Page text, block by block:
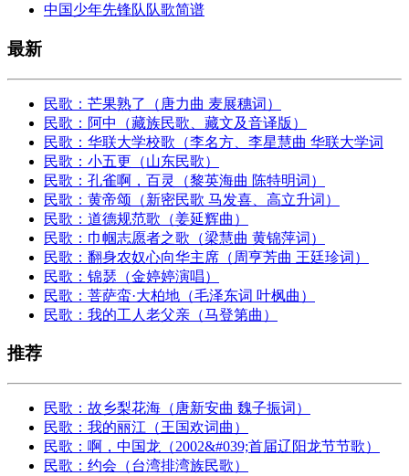
中国少年先锋队队歌简谱
最新
民歌：芒果熟了（唐力曲 麦展穗词）
民歌：阿中（藏族民歌、藏文及音译版）
民歌：华联大学校歌（李名方、李星慧曲 华联大学词
民歌：小五更（山东民歌）
民歌：孔雀啊，百灵（黎英海曲 陈特明词）
民歌：黄帝颂（新密民歌 马发喜、高立升词）
民歌：道德规范歌（姜延辉曲）
民歌：巾帼志愿者之歌（梁慧曲 黄锦萍词）
民歌：翻身农奴心向华主席（周亨芳曲 王廷珍词）
民歌：锦瑟（金婷婷演唱）
民歌：菩萨蛮·大柏地（毛泽东词 叶枫曲）
民歌：我的工人老父亲（马登第曲）
推荐
民歌：故乡梨花海（唐新安曲 魏子振词）
民歌：我的丽江（王国欢词曲）
民歌：啊，中国龙（2002&#039;首届辽阳龙节节歌）
民歌：约会（台湾排湾族民歌）